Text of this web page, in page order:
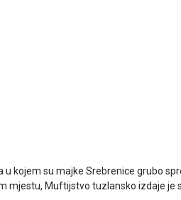
u kojem su majke Srebrenice grubo
mjestu, Muftijstvo tuzlansko izdaje je